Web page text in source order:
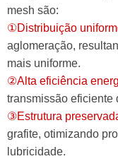
mesh são:
①Distribuição
aglomeração,
mais uniforme.
②Alta eficiência
transmissão eficiente
③Estrutura
grafite, otimizando
lubricidade.